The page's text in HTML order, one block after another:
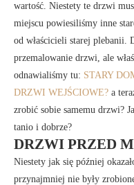
wartość. Niestety te drzwi
miejscu powiesiliśmy inne
od właścicieli starej plebanii.
przemalowanie drzwi, ale
odnawialiśmy tu: STARY
DRZWI WEJŚCIOWE? a
zrobić sobie samemu drzwi?
tanio i dobrze?
DRZWI PRZED
Niestety jak się później
przynajmniej nie były